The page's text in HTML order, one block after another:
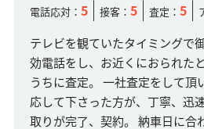
電話応対： 5 接客： 5 査定： 5
テレビを観ていたタイミングで
効電話をし、お近くにおられた
うちに査定。 一社査定をして頂
応して下さった方が、丁寧、迅
取りが完了、契約。 納車日に合